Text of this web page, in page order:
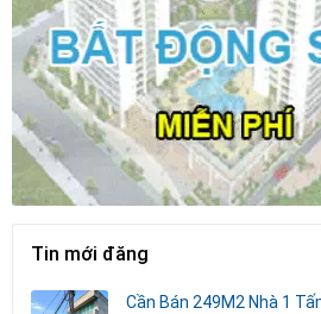
Tin mới đăng
Cần Bán 249M2 Nhà 1